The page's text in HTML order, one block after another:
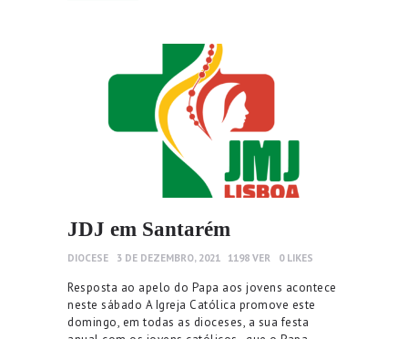
JDJ em Santarém
DIOCESE 3 DE DEZEMBRO, 2021 1198 VER 0 LIKES
Resposta ao apelo do Papa aos jovens acontece
neste sábado A Igreja Católica promove este
domingo, em todas as dioceses, a sua festa